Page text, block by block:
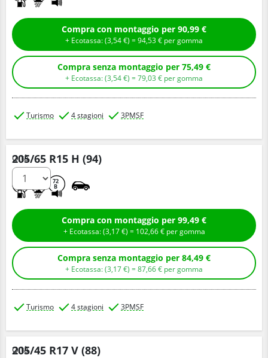
Compra con montaggio per 90,99 €
+ Ecotassa: (3,54€ ) =94,53€ per gomma
Compra senza montaggio per 75,49 €
+ Ecotassa: (3,54€ ) =79,03 € per gomma
Turismo 4 stagioni 3PMSF
205/65 R15 H (94)
72
B
Q.tà
Compra con montaggio per 99,49 €
+ Ecotassa: (3,17€ ) = 102,66€ per gomma
Compra senza montaggio per 84,49 €
+ Ecotassa: (3,17€ ) =87,66€ per gomma
Turismo 4 stagioni 3PMSF
205/45 R17 V (88)
Q.tà